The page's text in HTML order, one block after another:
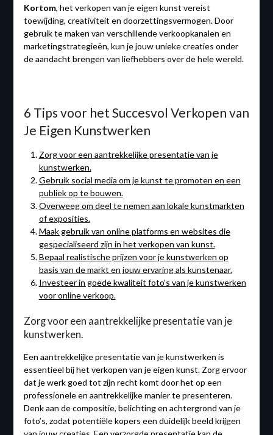
Kortom, het verkopen van je eigen kunst vereist
toewijding, creativiteit en doorzettingsvermogen. Door
gebruik te maken van verschillende verkoopkanalen en
marketingstrategieën, kun je jouw unieke creaties onder
de aandacht brengen van liefhebbers over de hele wereld.
6 Tips voor het Succesvol Verkopen van
Je Eigen Kunstwerken
Zorg voor een aantrekkelijke presentatie van je
kunstwerken.
Gebruik social media om je kunst te promoten en een
publiek op te bouwen.
Overweeg om deel te nemen aan lokale kunstmarkten
of exposities.
Maak gebruik van online platforms en websites die
gespecialiseerd zijn in het verkopen van kunst.
Bepaal realistische prijzen voor je kunstwerken op
basis van de markt en jouw ervaring als kunstenaar.
Investeer in goede kwaliteit foto’s van je kunstwerken
voor online verkoop.
Zorg voor een aantrekkelijke presentatie van je
kunstwerken.
Een aantrekkelijke presentatie van je kunstwerken is
essentieel bij het verkopen van je eigen kunst. Zorg ervoor
dat je werk goed tot zijn recht komt door het op een
professionele en aantrekkelijke manier te presenteren.
Denk aan de compositie, belichting en achtergrond van je
foto’s, zodat potentiële kopers een duidelijk beeld krijgen